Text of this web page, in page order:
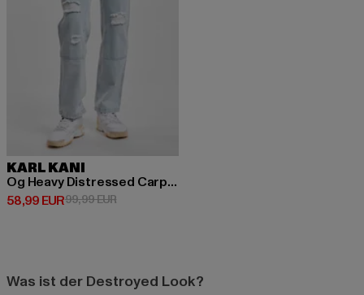
KARL KANI
Og Heavy Distressed Carpenter
58,99 EUR
Derzeitiger Preis: 58,99 EUR
99,99 EURAktionspreis: 99,99 EUR
Was ist der Destroyed Look?